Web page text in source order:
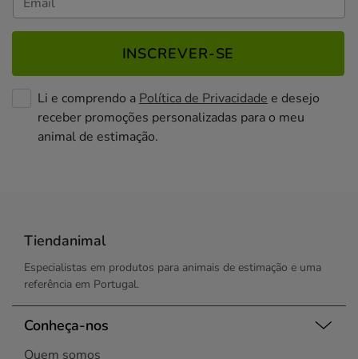
INSCREVER-SE
Li e comprendo a Política de Privacidade e desejo
receber promoções personalizadas para o meu
animal de estimação.
Tiendanimal
Especialistas em produtos para animais de estimação e uma
referência em Portugal.
Conheça-nos
Quem somos